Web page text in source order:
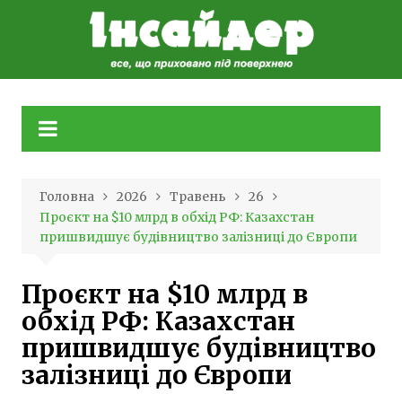
Головна 2026 Травень
26
Проєкт на $10 млрд в обхід РФ: Казахстан
пришвидшує будівництво залізниці до Європи
Проєкт на $10 млрд в
обхід РФ: Казахстан
пришвидшує будівництво
залізниці до Європи